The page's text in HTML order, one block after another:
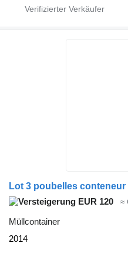
Lot 3 poubelles conteneur
EUR 120
≈
Müllcontainer
2014